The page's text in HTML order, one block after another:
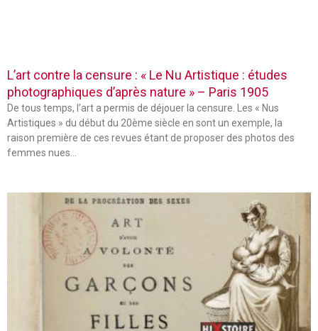
L’art contre la censure : « Le Nu Artistique : études
photographiques d’après nature » – Paris 1905
De tous temps, l’art a permis de déjouer la censure. Les « Nus
Artistiques » du début du 20ème siècle en sont un exemple, la
raison première de ces revues étant de proposer des photos des
femmes nues…